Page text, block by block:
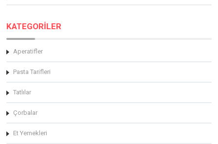
KATEGORİLER
Aperatifler
Pasta Tarifleri
Tatlılar
Çorbalar
Et Yemekleri